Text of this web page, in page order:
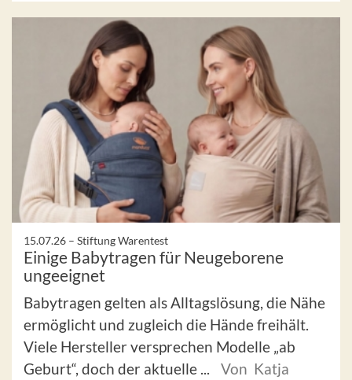
15.07.26 – Stiftung Warentest
Einige Babytragen für Neugeborene
ungeeignet
Babytragen gelten als Alltagslösung, die Nähe
ermöglicht und zugleich die Hände freihält.
Viele Hersteller versprechen Modelle „ab
Geburt“, doch der aktuelle ...
Von Katja